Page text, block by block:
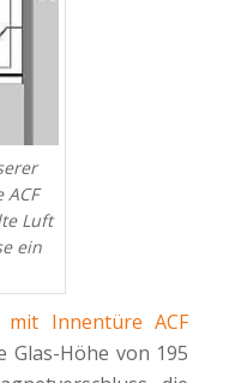
Luft
ein
mit Innentüre ACF
Höhe von 195